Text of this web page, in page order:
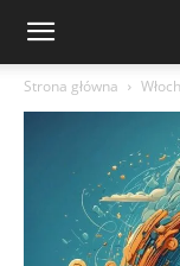
Strona główna